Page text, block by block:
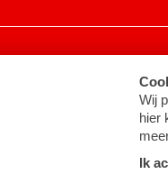
Cookie-instellingen